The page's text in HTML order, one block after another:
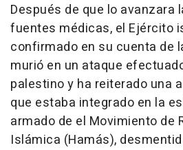
Después de que lo avanzara
fuentes médicas, el Ejército
confirmado en su cuenta de
murió en un ataque
palestino y ha reiterado una
que estaba integrado en la
armado de el Movimiento de
Islámica (Hamás),